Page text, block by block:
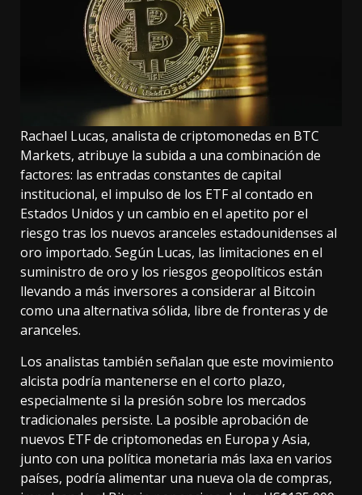
Rachael Lucas, analista de criptomonedas en BTC
Markets, atribuye la subida a una combinación de
factores: las entradas constantes de capital
institucional, el impulso de los ETF al contado en
Estados Unidos y un cambio en el apetito por el
riesgo tras los nuevos aranceles estadounidenses al
oro importado. Según Lucas, las limitaciones en el
suministro de oro y los riesgos geopolíticos están
llevando a más inversores a considerar al Bitcoin
como una alternativa sólida, libre de fronteras y de
aranceles.
Los analistas también señalan que este movimiento
alcista podría mantenerse en el corto plazo,
especialmente si la presión sobre los mercados
tradicionales persiste. La posible aprobación de
nuevos ETF de criptomonedas en Europa y Asia,
junto con una política monetaria más laxa en varios
países, podría alimentar una nueva ola de compras,